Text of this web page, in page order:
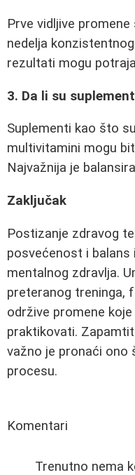
Prve vidljive
nedelja
rezultati mogu
3. Da li su
Suplementi kao što
multivitamini mogu
Najvažnija je
Zaključak
Postizanje zdravog
posvećenost i balans
mentalnog zdravlja.
preteranog treninga,
održive promene
praktikovati.
važno je pronaći ono
procesu.
Komentari
Trenutno nema